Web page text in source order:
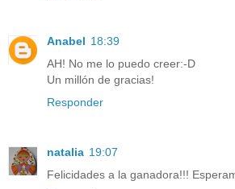
Anabel 18:39
AH! No me lo puedo creer:-D
Un millón de gracias!
Responder
natalia 19:07
Felicidades a la ganadora!!!